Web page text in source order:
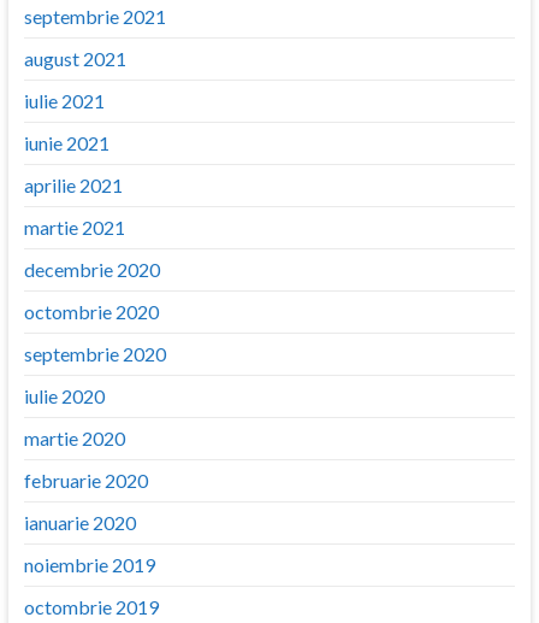
septembrie 2021
august 2021
iulie 2021
iunie 2021
aprilie 2021
martie 2021
decembrie 2020
octombrie 2020
septembrie 2020
iulie 2020
martie 2020
februarie 2020
ianuarie 2020
noiembrie 2019
octombrie 2019